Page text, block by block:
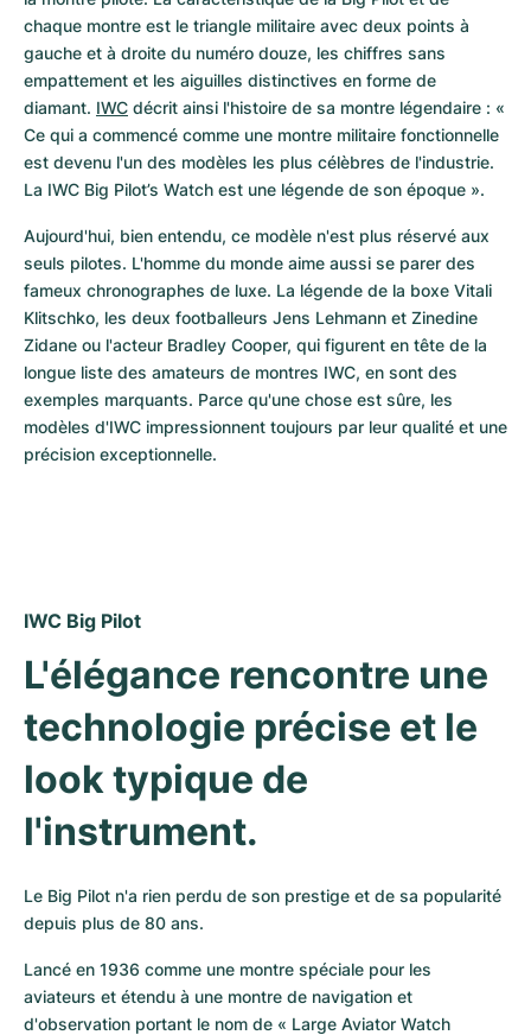
chaque montre est le triangle militaire avec deux points à
gauche et à droite du numéro douze, les chiffres sans
empattement et les aiguilles distinctives en forme de
diamant. IWC décrit ainsi l'histoire de sa montre légendaire : «
Ce qui a commencé comme une montre militaire fonctionnelle
est devenu l'un des modèles les plus célèbres de l'industrie.
La IWC Big Pilot’s Watch est une légende de son époque ».
Aujourd'hui, bien entendu, ce modèle n'est plus réservé aux
seuls pilotes. L'homme du monde aime aussi se parer des
fameux chronographes de luxe. La légende de la boxe Vitali
Klitschko, les deux footballeurs Jens Lehmann et Zinedine
Zidane ou l'acteur Bradley Cooper, qui figurent en tête de la
longue liste des amateurs de montres IWC, en sont des
exemples marquants. Parce qu'une chose est sûre, les
modèles d'IWC impressionnent toujours par leur qualité et une
précision exceptionnelle.
IWC Big Pilot
L'élégance rencontre une
technologie précise et le
look typique de
l'instrument.
Le Big Pilot n'a rien perdu de son prestige et de sa popularité
depuis plus de 80 ans.
Lancé en 1936 comme une montre spéciale pour les
aviateurs et étendu à une montre de navigation et
d'observation portant le nom de « Large Aviator Watch